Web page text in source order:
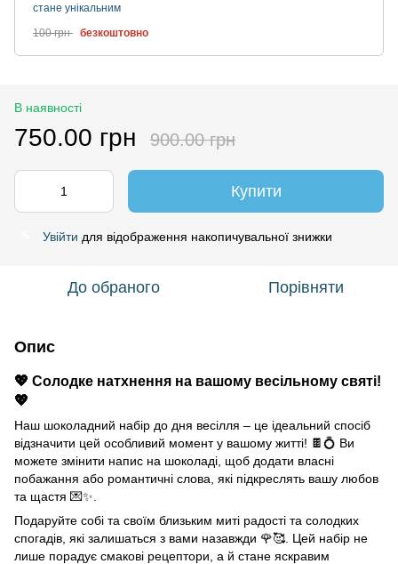
стане унікальним
100 грн безкоштовно
В наявності
750.00 грн 900.00 грн
Купити
Увійти для відображення накопичувальної знижки
До обраного Порівняти
Опис
💖 Солодке натхнення на вашому весільному святі!
💖
Наш шоколадний набір до дня весілля – це ідеальний спосіб
відзначити цей особливий момент у вашому житті! 🍫💍 Ви
можете змінити напис на шоколаді, щоб додати власні
побажання або романтичні слова, які підкреслять вашу любов
та щастя 💌✨.
Подаруйте собі та своїм близьким миті радості та солодких
спогадів, які залишаться з вами назавжди 🌹🥰. Цей набір не
лише порадує смакові рецептори, а й стане яскравим